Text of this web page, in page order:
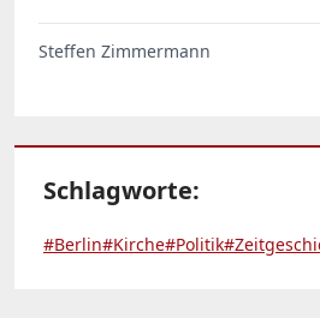
Steffen Zimmermann
Schlagworte:
#Berlin#Kirche#Politik